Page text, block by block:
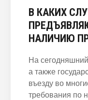
В КАКИХ
НАЛИЧИЮ
На
а также
въезду во
требования по